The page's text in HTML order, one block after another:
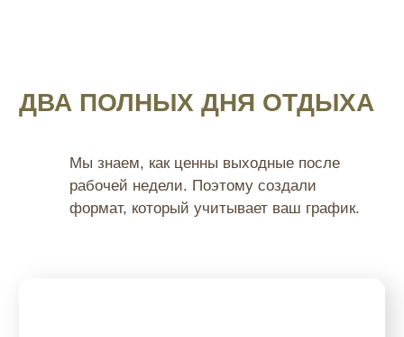
Заезд в пятницу в 18:00 позволит вам
добраться в комфортном темпе и сразу